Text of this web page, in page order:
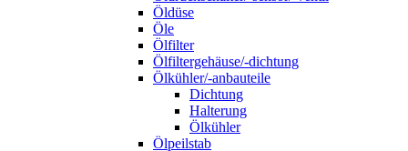
Öldüse
Öle
Ölfilter
Ölfiltergehäuse/-dichtung
Ölkühler/-anbauteile
Dichtung
Halterung
Ölkühler
Ölpeilstab